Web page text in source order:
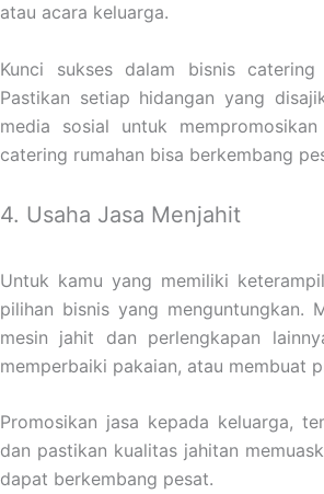
atau acara keluarga.
Kunci sukses dalam bisnis
Pastikan setiap hidangan yang
media sosial untuk
catering rumahan bisa berkembang
4. Usaha Jasa Menjahit
Untuk kamu yang memiliki
pilihan bisnis yang menguntungkan.
mesin jahit dan perlengkapan
memperbaiki pakaian, atau membuat
Promosikan jasa kepada keluarga,
dan pastikan kualitas jahitan
dapat berkembang pesat.